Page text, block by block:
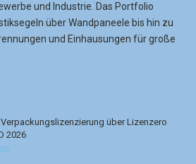
und Industrie. Das Portfolio
über Wandpaneele bis hin zu
und Einhausungen für große
Verpackungslizenzierung über Lizenzero
2026